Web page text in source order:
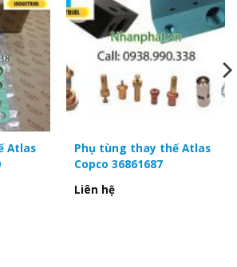
2901029801 GA5.5-7.5
GA11-22
1613814400 GA30-45
110C
160
Atlas
Phụ tùng thay thế Atlas
Copco 36861687
Liên hệ